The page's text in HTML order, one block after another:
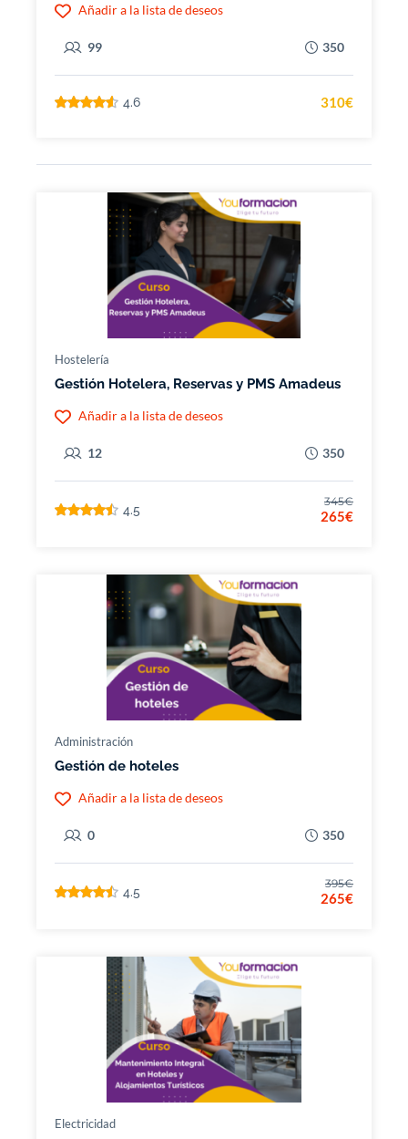
Añadir a la lista de deseos
99 350
4.6 310€
Hostelería
Gestión Hotelera, Reservas y PMS Amadeus
Añadir a la lista de deseos
12 350
4.5
345€
265€
Administración
Gestión de hoteles
Añadir a la lista de deseos
0 350
4.5
395€
265€
Electricidad